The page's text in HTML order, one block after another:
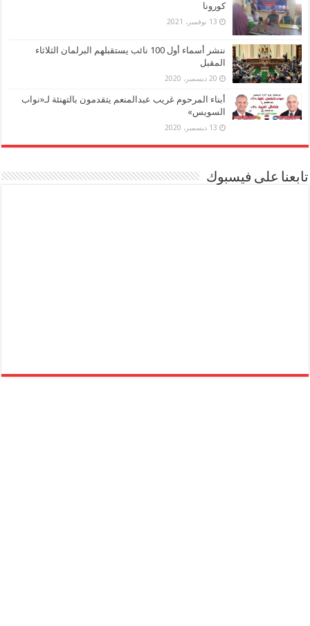
كورونا
13 نوفمبر، 2021
ننشر أسماء أول 100 نائب يستقبلهم البرلمان الثلاثاء
المقبل
20 ديسمبر، 2020
أبناء المرحوم غريب عبدالمنعم يتقدمون بالتهنئة لـ«نواب
السويس»
13 ديسمبر، 2020
تابعنا على فيسبوك